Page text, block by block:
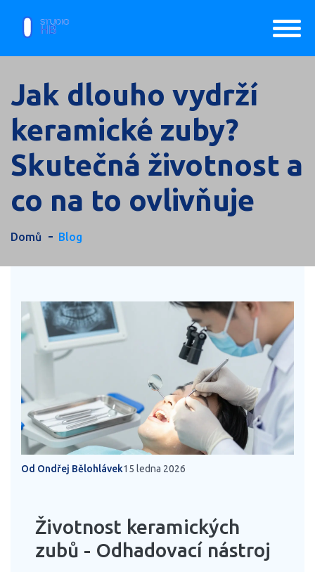
Jak dlouho vydrží
keramické zuby?
Skutečná životnost a
co na to ovlivňuje
Domů Blog
Od Ondřej Bělohlávek15 ledna 2026
Životnost keramických
zubů - Odhadovací nástroj